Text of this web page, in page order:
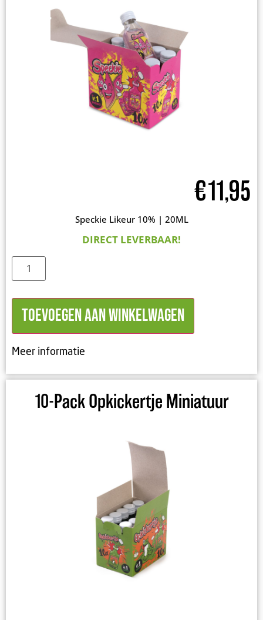
€11,95
Speckie Likeur 10% | 20ML
DIRECT LEVERBAAR!
Toevoegen aan winkelwagen
Meer informatie
10-Pack Opkickertje Miniatuur